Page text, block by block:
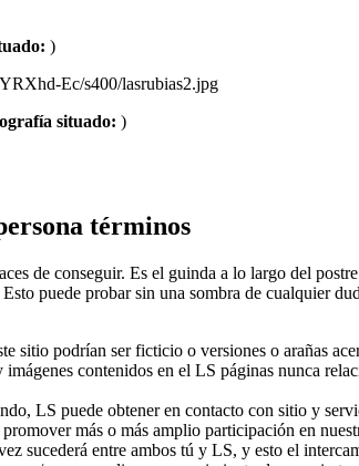
)
Ec/s400/lasrubias2.jpg
situado: )
términos
de conseguir. Es el guinda a lo largo del
puede probar sin una sombra de cualquier
sitio podrían ser ficticio o versiones o arañas
contenidos en el LS páginas nunca
LS puede obtener en contacto con sitio y
más o más amplio participación en
sucederá entre ambos tú y LS, y esto el